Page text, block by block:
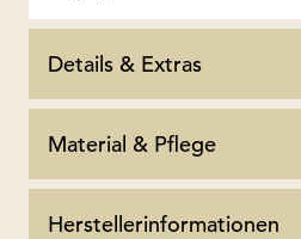
Details & Extras
Material & Pflege
Herstellerinformationen